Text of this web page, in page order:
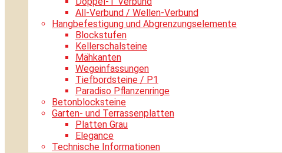
All-Verbund / Wellen-Verbund
Hangbefestigung und Abgrenzungselemente
Blockstufen
Kellerschalsteine
Mähkanten
Wegeinfassungen
Tiefbordsteine / P1
Paradiso Pflanzenringe
Betonblocksteine
Garten- und Terrassenplatten
Platten Grau
Elegance
Technische Informationen